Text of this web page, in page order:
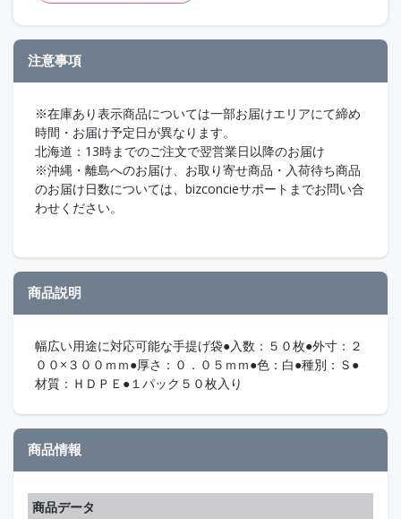
注意事項
※在庫あり表示商品については一部お届けエリアにて締め
時間・お届け予定日が異なります。
北海道：13時までのご注文で翌営業日以降のお届け
※沖縄・離島へのお届け、お取り寄せ商品・入荷待ち商品
のお届け日数については、bizconcieサポートまでお問い合
わせください。
商品説明
幅広い用途に対応可能な手提げ袋●入数：５０枚●外寸：２
００×３００ｍｍ●厚さ：０．０５ｍｍ●色：白●種別：Ｓ●
材質：ＨＤＰＥ●１パック５０枚入り
商品情報
商品データ